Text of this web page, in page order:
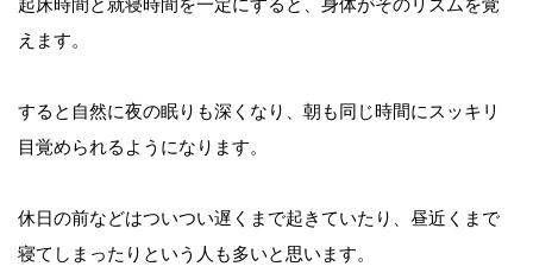
えます。
すると自然に夜の眠りも深くなり、朝も同じ時間にスッキリ
目覚められるようになります。
休日の前などはついつい遅くまで起きていたり、昼近くまで
寝てしまったりという人も多いと思います。